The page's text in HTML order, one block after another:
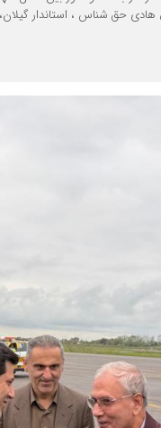
هادی حق شناس ، استاندار